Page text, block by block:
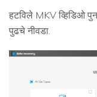
हटविले MKV व्हिडिओ
पुढचे नीवडा.